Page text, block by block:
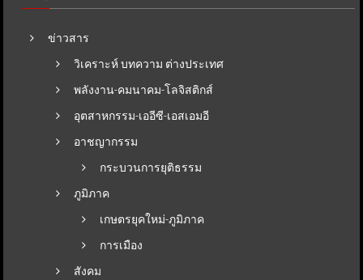
ข่าวสาร
วิเคราะห์ บทความ ต่างประเทศ
พลังงาน-คมนาคม-โลจิสติกส์
อุตสาหกรรม-เออีซี-เอสเอมอี
อาชญากรรม
กระบวนการยุติธรรม
ภูมิภาค
เกษตรยุคใหม่-ภูมิภาค
การเมือง
สังคม